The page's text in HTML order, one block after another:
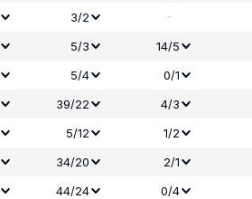
3/2 -
5/3
14/5
5/4
0/1
39/22
4/3
5/12 1/2
34/20
2/1
44/24
0/4